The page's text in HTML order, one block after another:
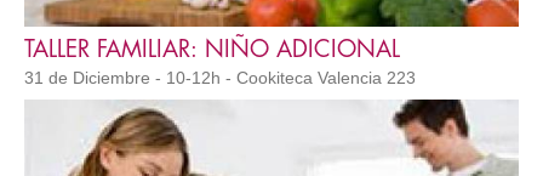
TALLER FAMILIAR: NIÑO ADICIONAL
31 de Diciembre - 10-12h - Cookiteca Valencia 223